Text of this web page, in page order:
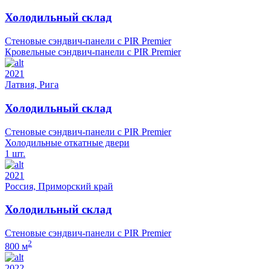
Холодильный склад
Стеновые сэндвич-панели с PIR Premier
Кровельные сэндвич-панели с PIR Premier
2021
Латвия, Рига
Холодильный склад
Стеновые сэндвич-панели с PIR Premier
Холодильные откатные двери
1 шт.
2021
Россия, Приморский край
Холодильный склад
Стеновые сэндвич-панели с PIR Premier
800 м2